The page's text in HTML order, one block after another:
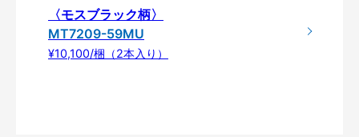
〈モスブラック柄〉
MT7209-59MU
¥10,100/梱（2本入り）